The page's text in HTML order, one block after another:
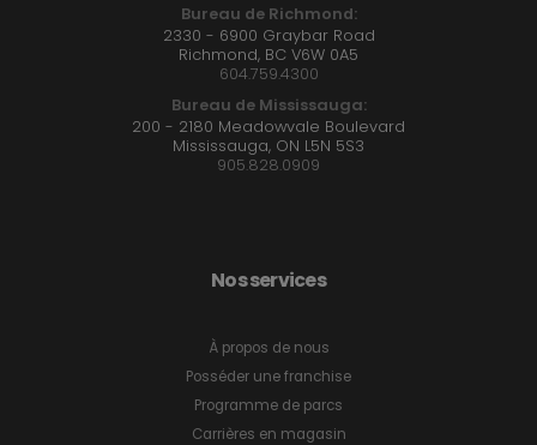
Bureau de Richmond:
2330 - 6900 Graybar Road
Richmond, BC V6W 0A5
604.759.4300
Bureau de Mississauga:
200 - 2180 Meadowvale Boulevard
Mississauga, ON L5N 5S3
905.828.0909
Nos services
À propos de nous
Posséder une franchise
Programme de parcs
Carrières en magasin